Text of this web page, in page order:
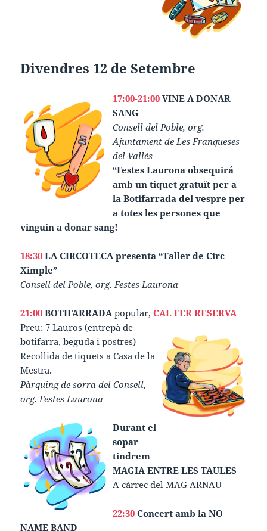
Divendres 12 de Setembre
17:00-21:00 VINE A DONAR
SANG
Consell del Poble, org.
Ajuntament de Les Franqueses
del Vallès
“Festes Laurona obsequirá
amb un tiquet gratuït per a
la Botifarrada del vespre per
a totes les persones que
vinguin a donar sang!
18:30 LA CIRCOTECA presenta “Taller de Circ
Ximple”
Consell del Poble, org. Festes Laurona
21:00 BOTIFARRADApopular,CAL FER RESERVA
Preu: 7 Lauros (entrepà de
botifarra, beguda i postres)
Recollida de tiquets a Casa de la
Mestra.
Pàrquing de sorra del Consell,
org. Festes Laurona
Durant el
sopar
tindrem
MAGIA ENTRE LES TAULES
A càrrec del MAG ARNAU
22:30 Concert amb la NO
NAME BAND